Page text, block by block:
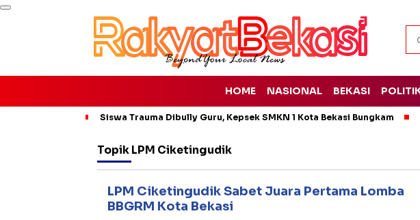
HOME NASIONAL BEKASI
Siswa Trauma Dibully Guru, Kepsek SMKN 1 Kota Bekasi Bungkam
Topik LPM Ciketingudik
LPM Ciketingudik Sabet Juara Pertama Lomba
BBGRM Kota Bekasi